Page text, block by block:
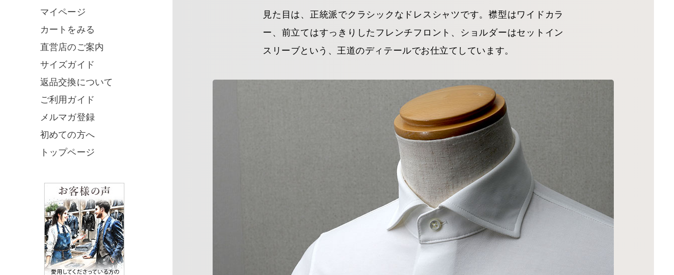
マイページ
カートをみる
直営店のご案内
サイズガイド
返品交換について
ご利用ガイド
メルマガ登録
初めての方へ
トップページ
見た目は、正統派でクラシックなドレスシャツです。襟型はワイドカラ
ー、前立てはすっきりしたフレンチフロント、ショルダーはセットイン
スリーブという、王道のディテールでお仕立てしています。